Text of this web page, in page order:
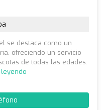
se destaca como un
ofreciendo un servicio
de todas las edades.